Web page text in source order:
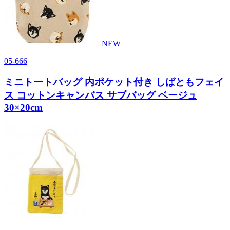
NEW
05-666
ミニトートバッグ 内ポケット付き しばともフェイ
ス コットンキャンバス サブバッグ ベージュ
30×20cm